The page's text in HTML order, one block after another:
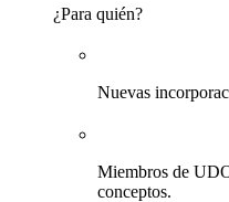
¿Para quién?
Nuevas
Miembros de
conceptos.